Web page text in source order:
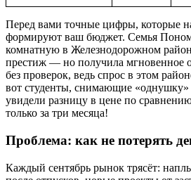
Перед вами точные цифры, которые
формируют ваш бюджет. Семья
комнатную в Железнодорожном
престиж — но получила мгновенное
без проверок, ведь спрос в этом
вот студенты, снимающие
увидели разницу в цене по
только за три месяца!
Проблема: как не потерять
Каждый сентябрь рынок трясёт: